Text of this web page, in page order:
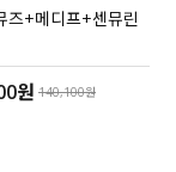
즈+메디프+센뮤린
원 140,100원